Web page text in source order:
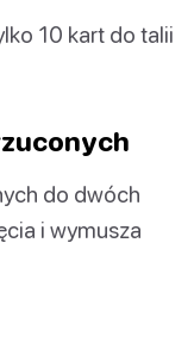
10 kart do talii
do dwóch
i wymusza